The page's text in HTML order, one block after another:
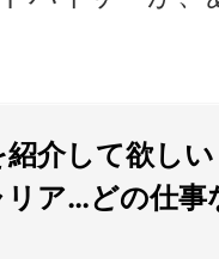
介して欲しい
ア…どの仕事